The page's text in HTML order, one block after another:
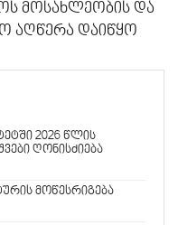
მოსახლეობის და
აღწერა დაიწყო
2026 წლის
ღონისძიება
მოწესრიგება